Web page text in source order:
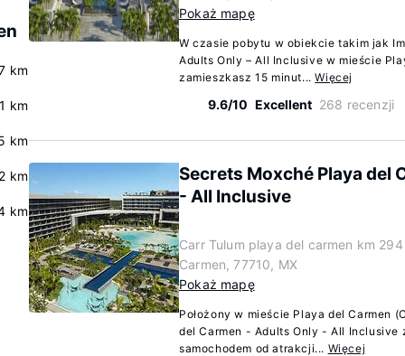
km
km
km
km
km
Pokaż mapę
W czasie pobytu w obiekcie takim jak
Adults Only – All Inclusive w mieście
zamieszkasz 15 minut...Więcej
9.6/10 Excellent 268 recenzji
Secrets Moxché Playa del
- All Inclusive
Carr Tulum playa del carmen km
Carmen, 77710, MX
Pokaż mapę
Położony w mieście Playa del Carmen
del Carmen - Adults Only - All Inclusive
samochodem od atrakcji... Więcej